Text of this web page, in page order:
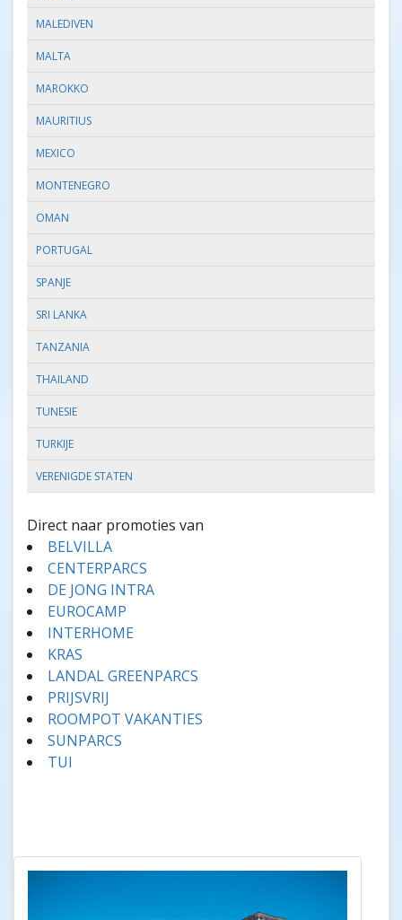
MALEDIVEN
MALTA
MAROKKO
MAURITIUS
MEXICO
MONTENEGRO
OMAN
PORTUGAL
SPANJE
SRI LANKA
TANZANIA
THAILAND
TUNESIE
TURKIJE
VERENIGDE STATEN
Direct naar promoties van
BELVILLA
CENTERPARCS
DE JONG INTRA
EUROCAMP
INTERHOME
KRAS
LANDAL GREENPARCS
PRIJSVRIJ
ROOMPOT VAKANTIES
SUNPARCS
TUI